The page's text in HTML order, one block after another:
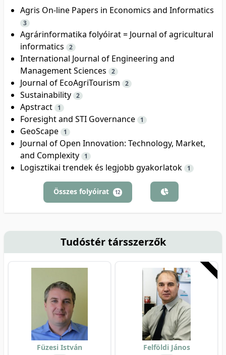
Agris On-line Papers in Economics and Informatics
3
Agrárinformatika folyóirat = Journal of agricultural
informatics
2
International Journal of Engineering and
Management Sciences
2
Journal of EcoAgriTourism 2
Sustainability 2
Apstract 1
Foresight and STI Governance 1
GeoScape 1
Journal of Open Innovation: Technology, Market,
and Complexity
1
Logisztikai trendek és legjobb gyakorlatok 1
Összes folyóirat 12
Tudóstér társszerzők
Füzesi István Felföldi János